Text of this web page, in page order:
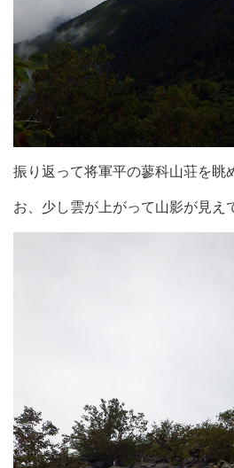
振り返って将軍平の蓼科山荘を眺
お、少し雲が上がって山影が見え